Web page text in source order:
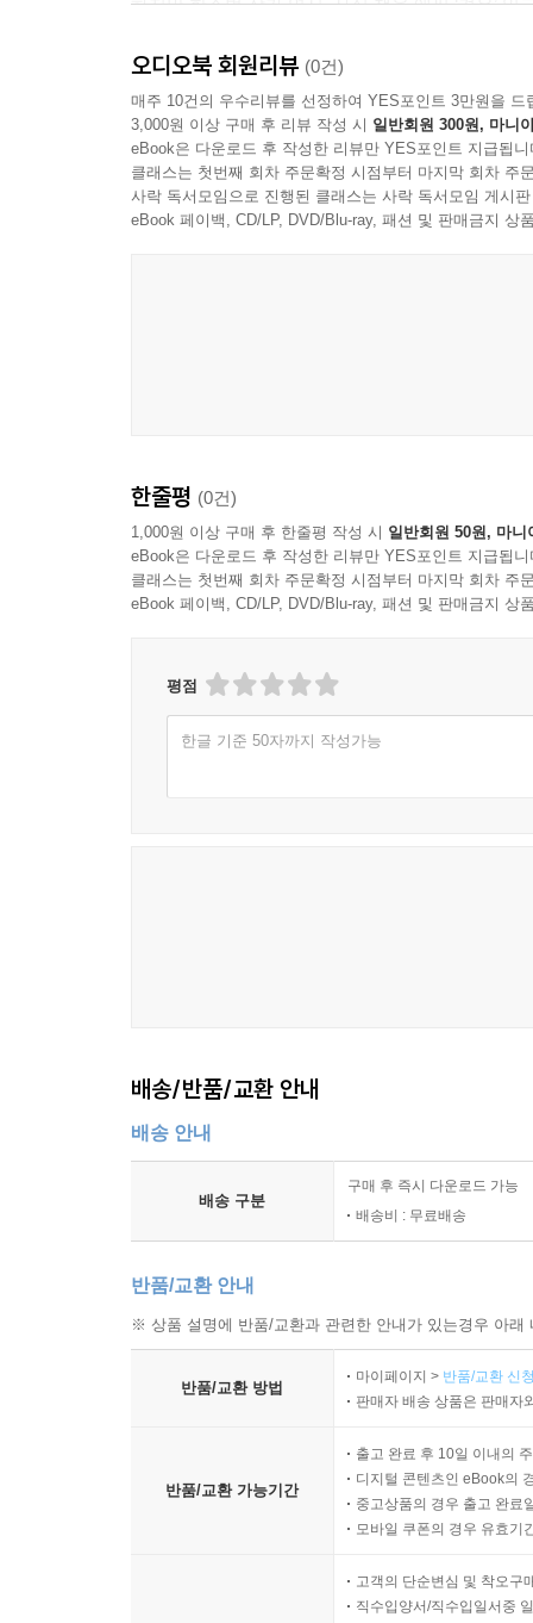
하지만 한소범 작가 역시, 사실 책을 애써 ‘겨우’
하지만 저자는 꾸준히 ‘독자’로 남는 법을 끊임
읽었다는 그 책을 못 읽었다”는 비밀스런 초라함
읽을 시간 내기 힘든 당신을 위한
솔직하고 다정한, 생활밀착 독서 독려 가이드
계산법”을 사용해 1시간에 한 편씩 단편소설을
불어나는 책을 중고서점에 되파는 루틴을 찾고,
‘나만의 읽는 생활’을 꾸린 것이지요.
솔직하고 다정하게 나눕니다. 병렬로 읽을지 직
나만의 기준도 다시금 세워볼 수 있을 겁니다.
끝내 “독자라는 정체성”을 함께 나눌 때 이 책이 좋
오디오북 회원리뷰 (0건)
매주 10건의 우수리뷰를 선정하여 YES포인트 3만원을 드
3,000원 이상 구매 후 리뷰 작성 시 일반회원 300원, 마니
eBook은 다운로드 후 작성한 리뷰만 YES포인트 지급됩니
클래스는 첫번째 회차 주문확정 시점부터 마지막 회차 주
사락 독서모임으로 진행된 클래스는 사락 독서모임 게시
eBook 페이백, CD/LP, DVD/Blu-ray, 패션 및 판매금지 상
한줄평 (0건)
1,000원 이상 구매 후 한줄평 작성 시 일반회원 50원, 마니
eBook은 다운로드 후 작성한 리뷰만 YES포인트 지급됩니
클래스는 첫번째 회차 주문확정 시점부터 마지막 회차 주
eBook 페이백, CD/LP, DVD/Blu-ray, 패션 및 판매금지 상
평점
한글 기준 50자까지 작성가능
배송/반품/교환 안내
배송 안내
배송 구분
구매 후 즉시 다운로드 가능
배송비 : 무료배송
반품/교환 안내
※ 상품 설명에 반품/교환과 관련한 안내가 있는경우 아
반품/교환 방법
마이페이지 > 반품/교환 신
판매자 배송 상품은 판매자
반품/교환 가능기간
출고 완료 후 10일 이내의
디지털 콘텐츠인 eBook의
중고상품의 경우 출고 완료
모바일 쿠폰의 경우 유효기
고객의 단순변심 및 착오구
직수입양서/직수입일서중